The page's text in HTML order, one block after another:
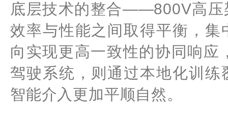
底层技术的整合——800V高压
效率与性能之间取得平衡，
向实现更高一致性的协同响
驾驶系统，则通过本地化训
智能介入更加平顺自然。